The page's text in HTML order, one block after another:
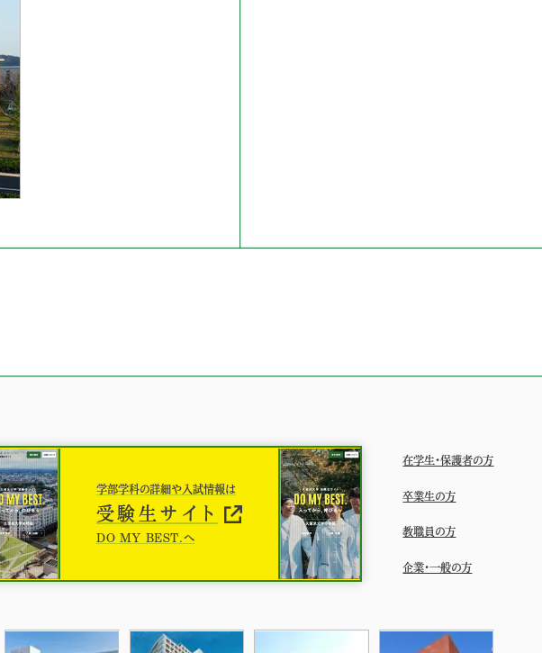
学部学科の詳細や入試情報は
受験生サイト
DO MY BEST.へ
在学生・保護者の方
卒業生の方
教職員の方
企業・一般の方